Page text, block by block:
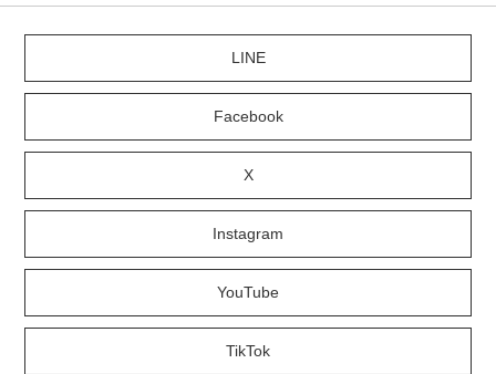
LINE
Facebook
X
Instagram
YouTube
TikTok